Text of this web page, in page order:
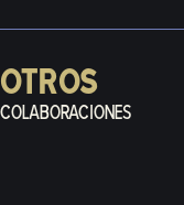
OTROS
COLABORACIONES